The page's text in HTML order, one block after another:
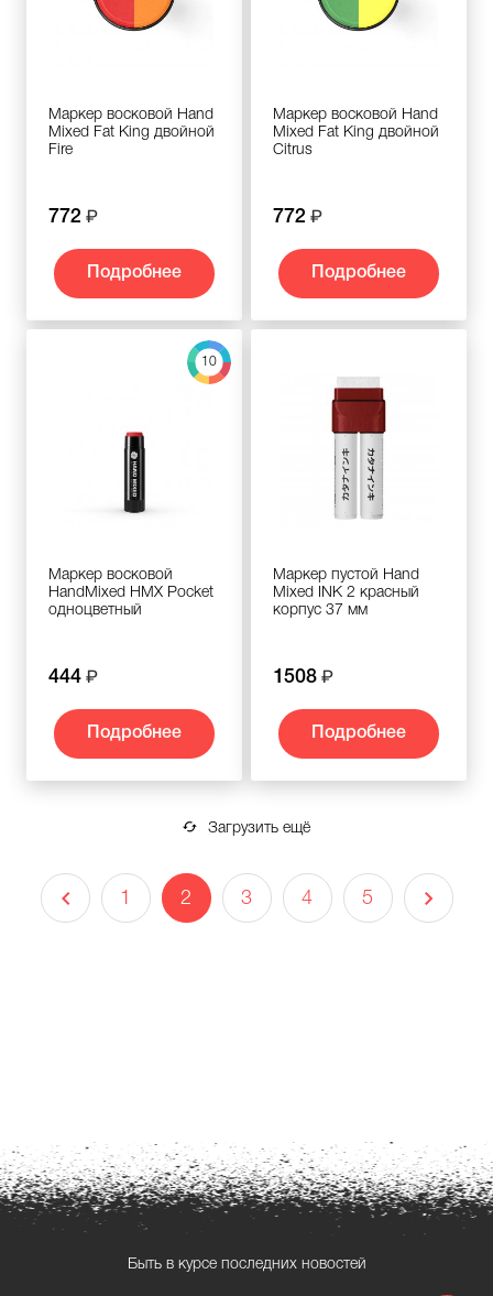
Маркер восковой Hand
Mixed Fat King двойной
Fire
772
Подробнее
Маркер восковой Hand
Mixed Fat King двойной
Citrus
772
Подробнее
10
Маркер восковой
HandMixed HMX Pocket
одноцветный
444
Подробнее
Маркер пустой Hand
Mixed INK 2 красный
корпус 37 мм
1508
Подробнее
Загрузить ещё
1 2 3 4 5
Быть в курсе последних новостей